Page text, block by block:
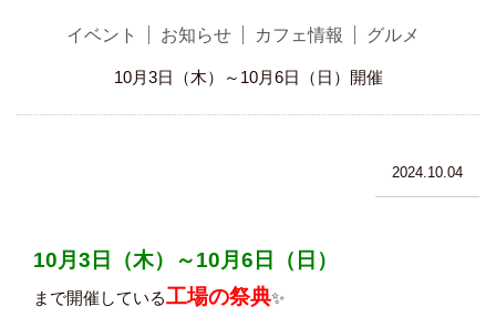
イベント お知らせ カフェ情報 グルメ
10月3日（木）～10月6日（日）開催
2024.10.04
10月3日（木）～10月6日（日）
まで開催している工場の祭典✨